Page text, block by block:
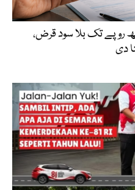
جانے کے لیے 10 لاکھ روپے تک بلا سود قرض،
دی